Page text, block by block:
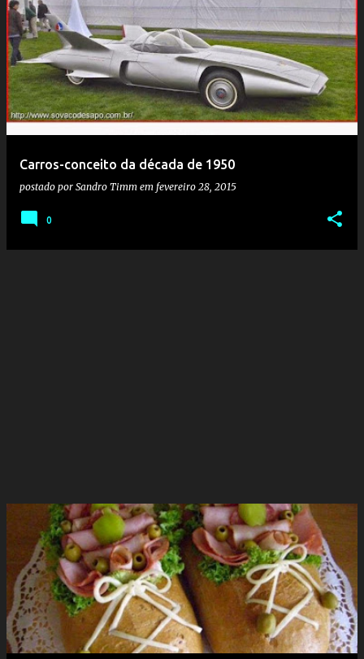
P
o
s
t
a
g
Carros-conceito da década de 1950
postado por Sandro Timm em fevereiro 28, 2015
0